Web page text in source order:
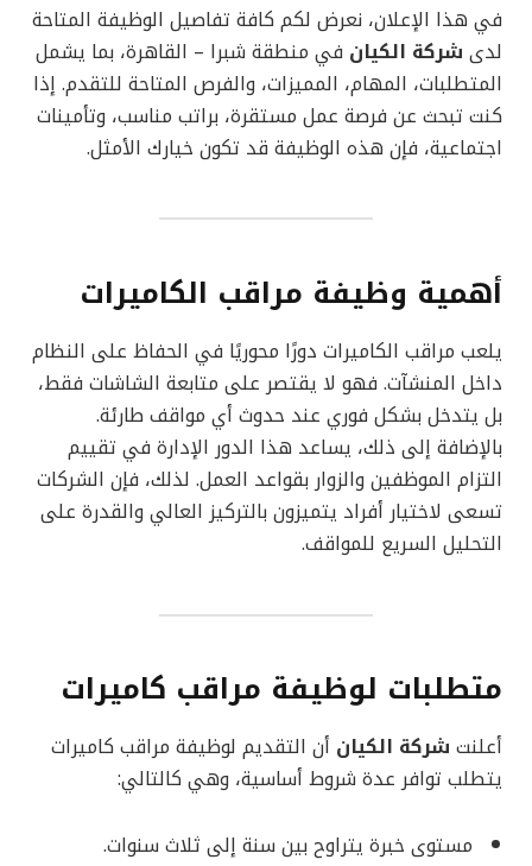
في هذا الإعلان، نعرض لكم كافة تفاصيل الوظيفة المتاحة
لدى شركة الكيان في منطقة شبرا – القاهرة، بما يشمل
المتطلبات، المهام، المميزات، والفرص المتاحة للتقدم. إذا
كنت تبحث عن فرصة عمل مستقرة، براتب مناسب، وتأمينات
اجتماعية، فإن هذه الوظيفة قد تكون خيارك الأمثل.
أهمية وظيفة مراقب الكاميرات
يلعب مراقب الكاميرات دورًا محوريًا في الحفاظ على النظام
داخل المنشآت. فهو لا يقتصر على متابعة الشاشات فقط،
بل يتدخل بشكل فوري عند حدوث أي مواقف طارئة.
بالإضافة إلى ذلك، يساعد هذا الدور الإدارة في تقييم
التزام الموظفين والزوار بقواعد العمل. لذلك، فإن الشركات
تسعى لاختيار أفراد يتميزون بالتركيز العالي والقدرة على
التحليل السريع للمواقف.
متطلبات لوظيفة مراقب كاميرات
أعلنت شركة الكيان أن التقديم لوظيفة مراقب كاميرات
يتطلب توافر عدة شروط أساسية، وهي كالتالي:
مستوى خبرة يتراوح بين سنة إلى ثلاث سنوات.